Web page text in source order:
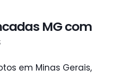
MG com
em Minas Gerais,